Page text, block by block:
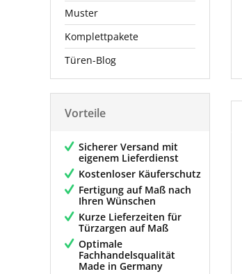
Muster
Komplettpakete
Türen-Blog
Vorteile
Sicherer Versand mit
eigenem Lieferdienst
Kostenloser Käuferschutz
Fertigung auf Maß nach
Ihren Wünschen
Kurze Lieferzeiten für
Türzargen auf Maß
Optimale
Fachhandelsqualität
Made in Germany